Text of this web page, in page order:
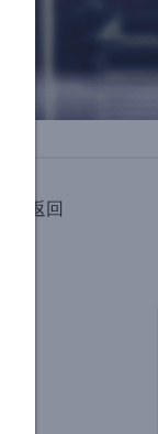
返回